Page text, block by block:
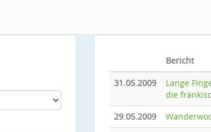
Bericht
31.05.2009
Lange
die
29.05.2009